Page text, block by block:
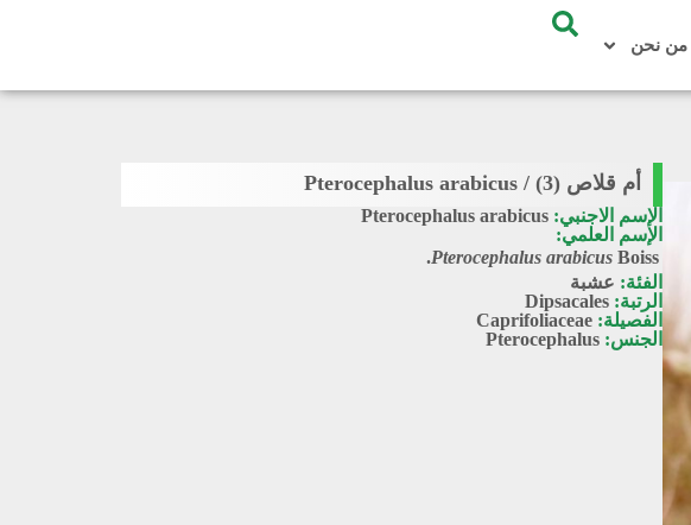
من نحن
أم قلاص (3) / Pterocephalus arabicus
الإسم الاجنبي: Pterocephalus arabicus
الإسم العلمي:
Pterocephalus arabicus Boiss.
الفئة: عشبة
الرتبة: Dipsacales
الفصيلة: Caprifoliaceae
الجنس: Pterocephalus